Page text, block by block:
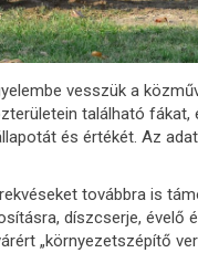
vesszük a
található
és értékét. Az
továbbra is
díszcserje, évelő
„környezetszépítő